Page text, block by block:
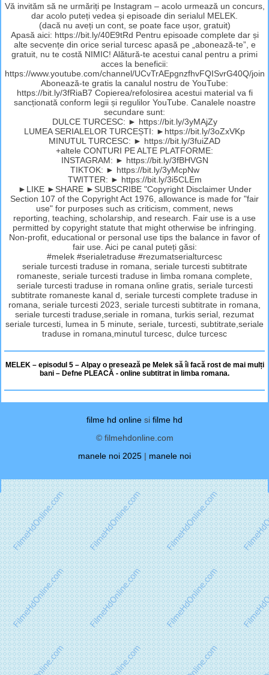
Vă invităm să ne urmăriți pe Instagram – acolo urmează un concurs,
dar acolo puteți vedea și episoade din serialul MELEK.
(dacă nu aveți un cont, se poate face ușor, gratuit)
Apasă aici: https://bit.ly/40E9tRd Pentru episoade complete dar și
alte secvențe din orice serial turcesc apasă pe „abonează-te”, e
gratuit, nu te costă NIMIC! Alătură-te acestui canal pentru a primi
acces la beneficii:
https://www.youtube.com/channel/UCvTrAEpgnzfhvFQISvrG40Q/join
Abonează-te gratis la canalul nostru de YouTube:
https://bit.ly/3fRiaB7 Copierea/refolosirea acestui material va fi
sancționată conform legii și regulilor YouTube. Canalele noastre
secundare sunt:
DULCE TURCESC: ► https://bit.ly/3yMAjZy
LUMEA SERIALELOR TURCEȘTI: ►https://bit.ly/3oZxVKp
MINUTUL TURCESC: ► https://bit.ly/3fuiZAD
+altele CONTURI PE ALTE PLATFORME:
INSTAGRAM: ► https://bit.ly/3fBHVGN
TIKTOK: ► https://bit.ly/3yMcpNw
TWITTER: ► https://bit.ly/3i5CLEm
►LIKE ►SHARE ►SUBSCRIBE "Copyright Disclaimer Under
Section 107 of the Copyright Act 1976, allowance is made for "fair
use" for purposes such as criticism, comment, news
reporting, teaching, scholarship, and research. Fair use is a use
permitted by copyright statute that might otherwise be infringing.
Non-profit, educational or personal use tips the balance in favor of
fair use. Aici pe canal puteți găsi:
#melek #serialetraduse #rezumatserialturcesc
seriale turcesti traduse in romana, seriale turcesti subtitrate
romaneste, seriale turcesti traduse in limba romana complete,
seriale turcesti traduse in romana online gratis, seriale turcesti
subtitrate romaneste kanal d, seriale turcesti complete traduse in
romana, seriale turcesti 2023, seriale turcesti subtitrate in romana,
seriale turcesti traduse,seriale in romana, turkis serial, rezumat
seriale turcesti, lumea in 5 minute, seriale, turcesti, subtitrate,seriale
traduse in romana,minutul turcesc, dulce turcesc
MELEK – episodul 5 – Alpay o presează pe Melek să îi facă rost de mai mulți
bani – Defne PLEACĂ - online subtitrat in limba romana.
filme hd online si filme hd
© filmehdonline.com
manele noi 2025 | manele noi